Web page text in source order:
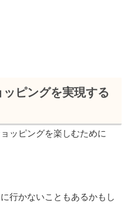
ピングを実現する
ッピングを楽しむために
行かないこともあるかもし